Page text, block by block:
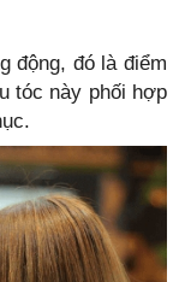
động, đó là điểm
tóc này phối hợp